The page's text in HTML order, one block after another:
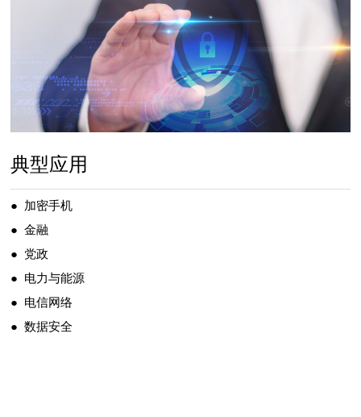
典型应用
● 加密手机
● 金融
● 党政
● 电力与能源
● 电信网络
● 数据安全